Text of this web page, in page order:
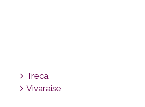
Treca
Vivaraise